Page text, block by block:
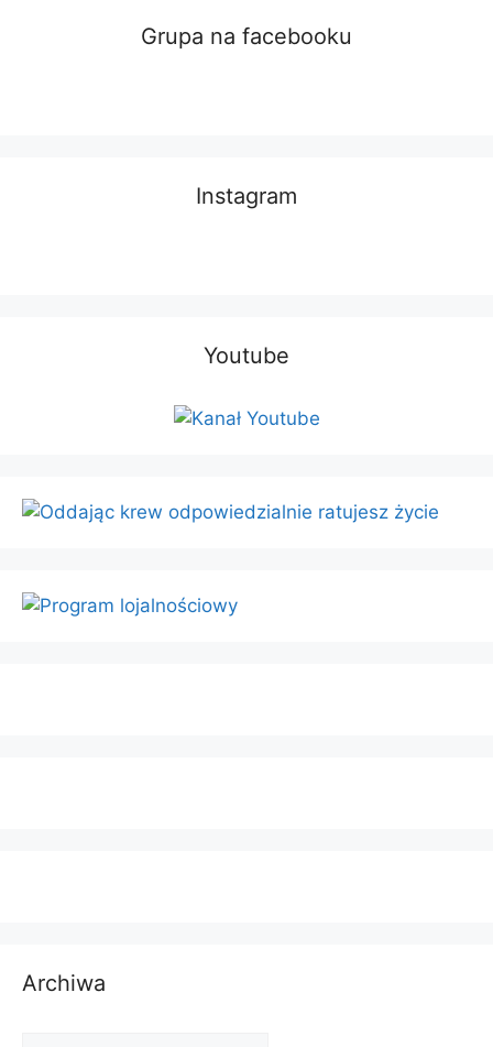
Grupa na facebooku
Instagram
Youtube
Archiwa